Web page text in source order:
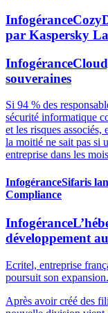
Infogérance
par Kaspersky
Infogérance
souveraines
Si 94 % des
sécurité informatique
et les risques
la moitié ne sait pas si
entreprise dans les
InfogéranceSifaris
Compliance
Infogérance
développement
Ecritel, entreprise
poursuit son expansion.
Après avoir créé des